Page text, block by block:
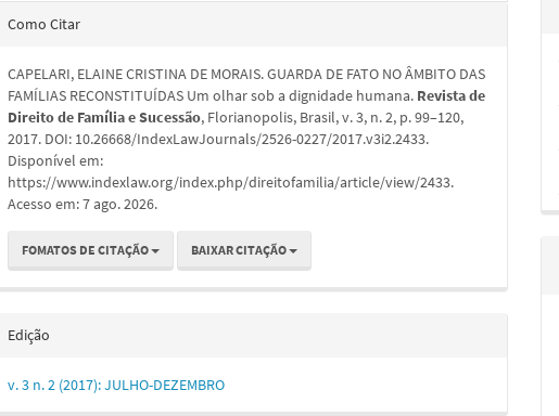
Detalhes
artigo
Como Citar
CAPELARI, ELAINE CRISTINA DE MORAIS. GUARDA DE FATO NO ÂMBITO DAS
FAMÍLIAS RECONSTITUÍDAS Um olhar sob a dignidade humana. Revista de
Direito de Família e Sucessão, Florianopolis, Brasil, v. 3, n. 2, p. 99–120,
2017. DOI: 10.26668/IndexLawJournals/2526-0227/2017.v3i2.2433.
Disponível em:
https://www.indexlaw.org/index.php/direitofamilia/article/view/2433.
Acesso em: 7 ago. 2026.
FOMATOS DE CITAÇÃO BAIXAR CITAÇÃO
Edição
v. 3 n. 2 (2017): JULHO-DEZEMBRO